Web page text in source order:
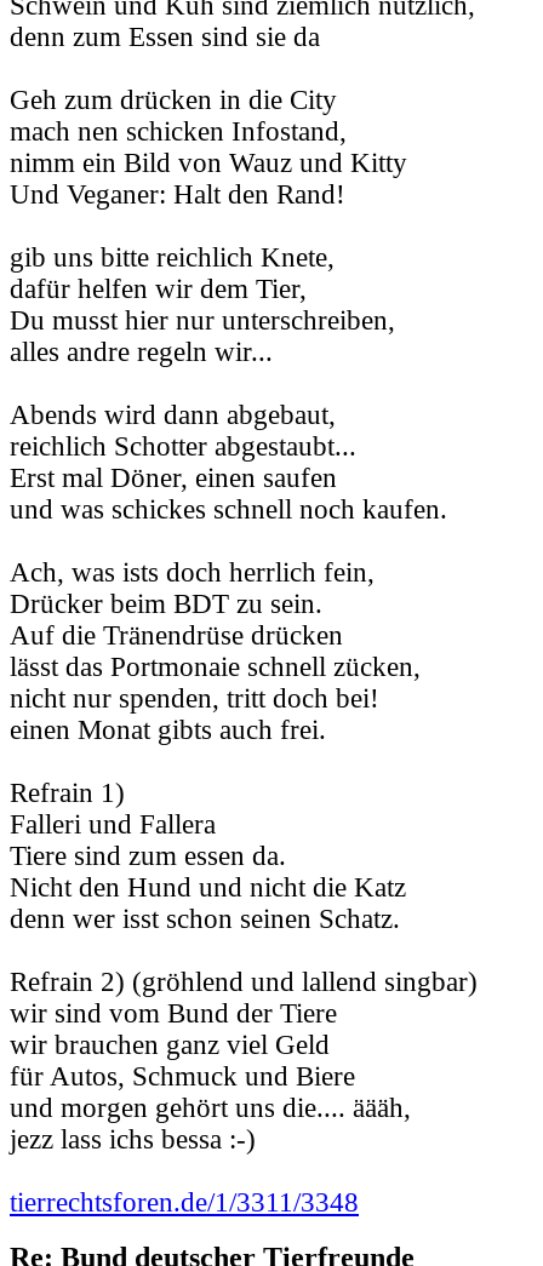
denn zum Essen sind sie da
Geh zum drücken in die City
mach nen schicken Infostand,
nimm ein Bild von Wauz und Kitty
Und Veganer: Halt den Rand!
gib uns bitte reichlich Knete,
dafür helfen wir dem Tier,
Du musst hier nur unterschreiben,
alles andre regeln wir...
Abends wird dann abgebaut,
reichlich Schotter abgestaubt...
Erst mal Döner, einen saufen
und was schickes schnell noch kaufen.
Ach, was ists doch herrlich fein,
Drücker beim BDT zu sein.
Auf die Tränendrüse drücken
lässt das Portmonaie schnell zücken,
nicht nur spenden, tritt doch bei!
einen Monat gibts auch frei.
Refrain 1)
Falleri und Fallera
Tiere sind zum essen da.
Nicht den Hund und nicht die Katz
denn wer isst schon seinen Schatz.
Refrain 2) (gröhlend und lallend singbar)
wir sind vom Bund der Tiere
wir brauchen ganz viel Geld
für Autos, Schmuck und Biere
und morgen gehört uns die.... äääh,
jezz lass ichs bessa :-)
tierrechtsforen.de/1/3311/3348
Re: Bund deutscher Tierfreunde